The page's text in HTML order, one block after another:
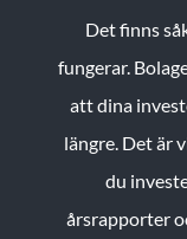
Det finns
fungerar.
att dina
längre. Det är
du
årsrapporter